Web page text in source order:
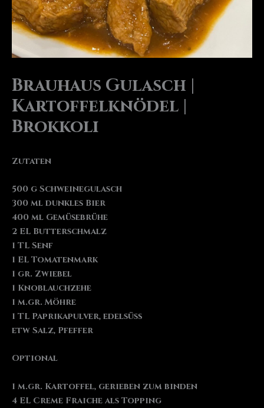
Brauhaus Gulasch |
Kartoffelknödel |
Brokkoli
Zutaten
500 g Schweinegulasch
300 ml dunkles Bier
400 ml Gemüsebrühe
2 EL Butterschmalz
1 TL Senf
1 EL Tomatenmark
1 gr. Zwiebel
1 Knoblauchzehe
1 m.gr. Möhre
1 TL Paprikapulver, edelsüß
etw Salz, Pfeffer
Optional
1 m.gr. Kartoffel, gerieben zum binden
4 EL Creme Fraiche als Topping